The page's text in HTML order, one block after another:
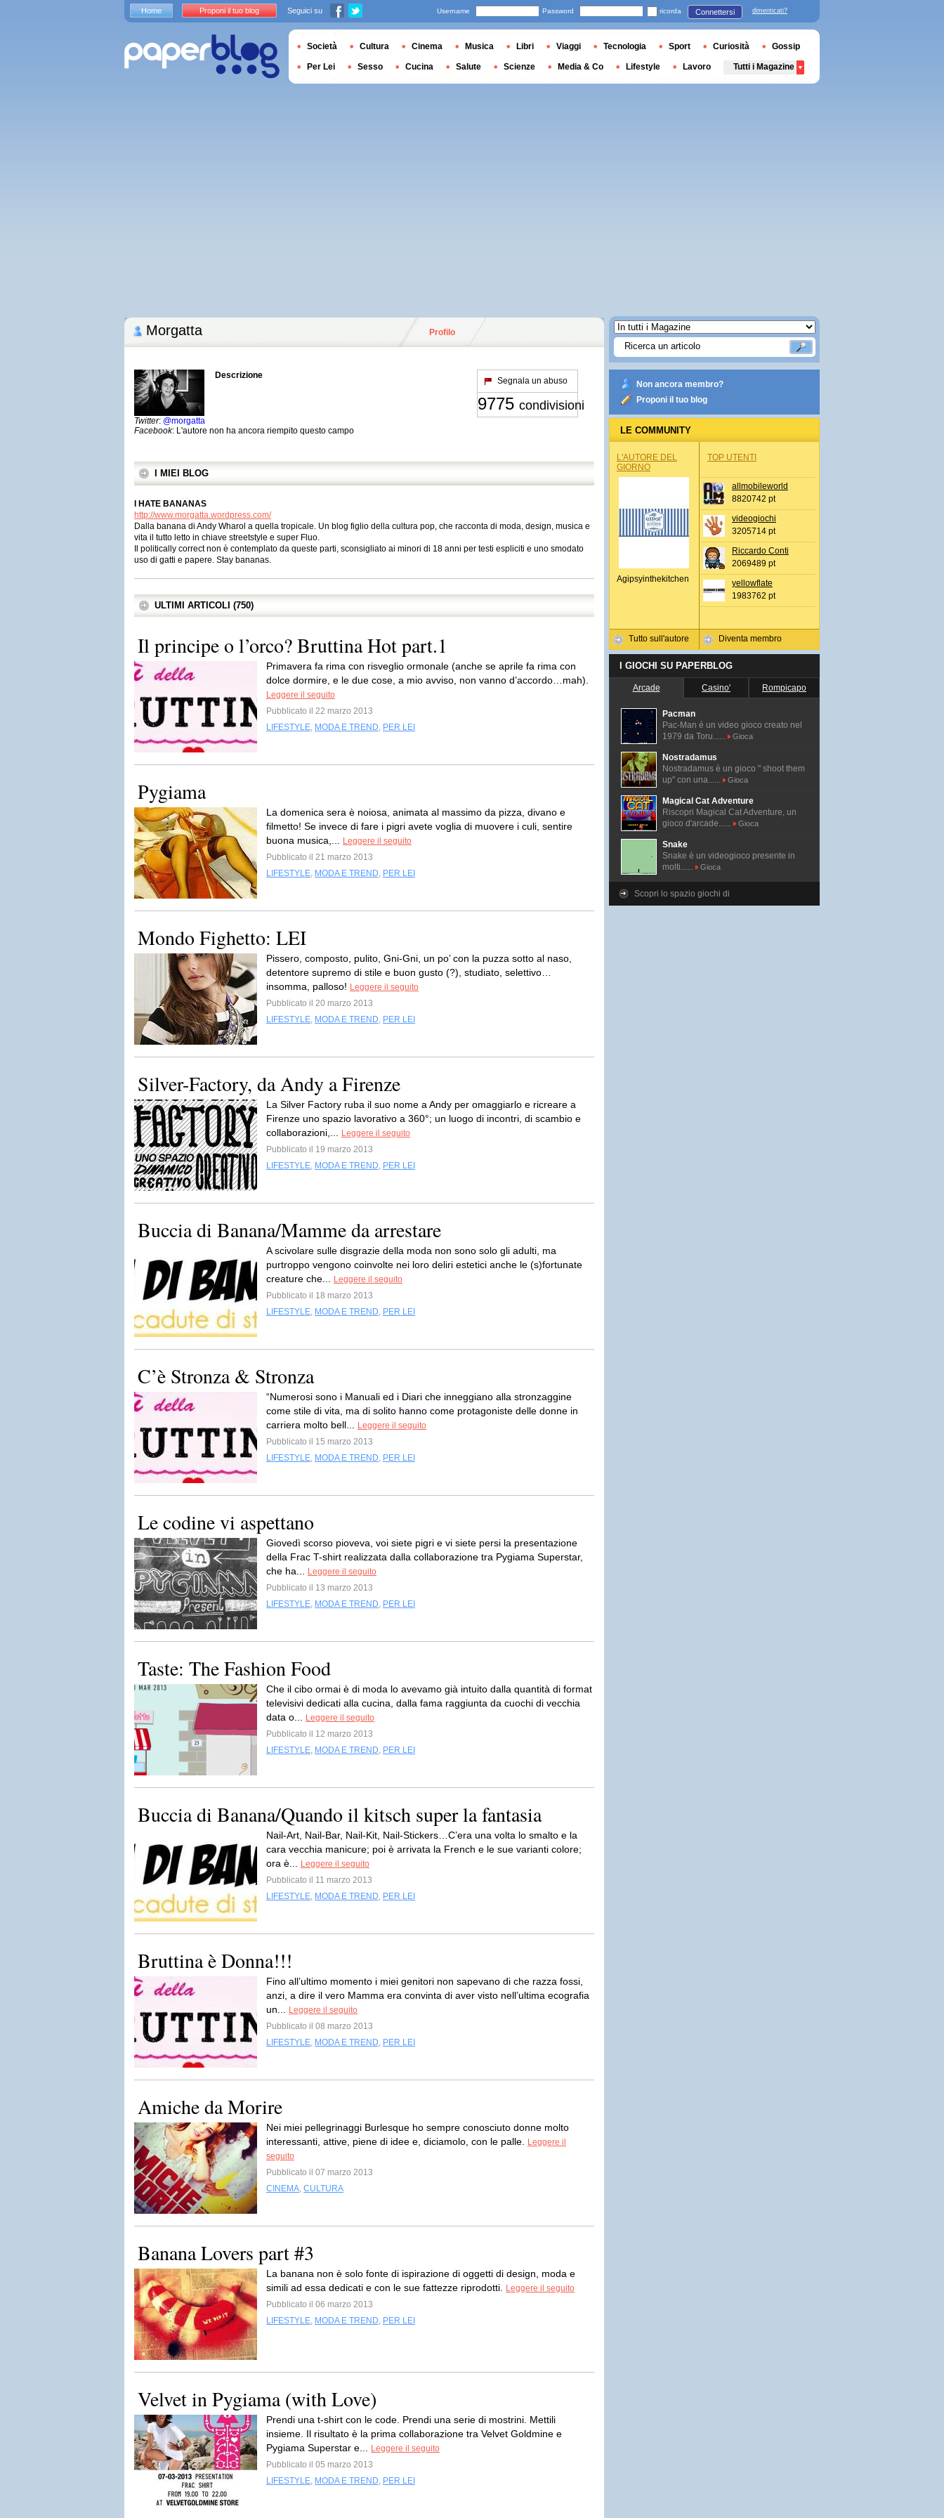
Morgatta Profilo
Descrizione
Twitter: @morgatta
Facebook: L'autore non ha ancora riempito questo campo
Segnala un abuso
9775 condivisioni
I MIEI BLOG
I HATE BANANAS
http://www.morgatta.wordpress.com/
Dalla banana di Andy Wharol a quella tropicale. Un blog figlio della cultura pop, che racconta di moda, design, musica e
vita il tutto letto in chiave streetstyle e super Fluo.
Il politically correct non è contemplato da queste parti, sconsigliato ai minori di 18 anni per testi espliciti e uno smodato
uso di gatti e papere. Stay bananas.
ULTIMI ARTICOLI (750)
Il principe o l’orco? Bruttina Hot part.1
Primavera fa rima con risveglio ormonale (anche se aprile fa rima con
dolce dormire, e le due cose, a mio avviso, non vanno d’accordo…mah).
Leggere il seguito
Pubblicato il 22 marzo 2013
LIFESTYLE, MODA E TREND, PER LEI
Pygiama
La domenica sera è noiosa, animata al massimo da pizza, divano e
filmetto! Se invece di fare i pigri avete voglia di muovere i culi, sentire
buona musica,...
Leggere il seguito
Pubblicato il 21 marzo 2013
LIFESTYLE, MODA E TREND, PER LEI
Mondo Fighetto: LEI
Pissero, composto, pulito, Gni-Gni, un po’ con la puzza sotto al naso,
detentore supremo di stile e buon gusto (?), studiato, selettivo…
insomma, palloso! Leggere il seguito
Pubblicato il 20 marzo 2013
LIFESTYLE, MODA E TREND, PER LEI
Silver-Factory, da Andy a Firenze
La Silver Factory ruba il suo nome a Andy per omaggiarlo e ricreare a
Firenze uno spazio lavorativo a 360°; un luogo di incontri, di scambio e
collaborazioni,...
Leggere il seguito
Pubblicato il 19 marzo 2013
LIFESTYLE, MODA E TREND, PER LEI
Buccia di Banana/Mamme da arrestare
A scivolare sulle disgrazie della moda non sono solo gli adulti, ma
purtroppo vengono coinvolte nei loro deliri estetici anche le (s)fortunate
creature che...
Leggere il seguito
Pubblicato il 18 marzo 2013
LIFESTYLE, MODA E TREND, PER LEI
C’è Stronza & Stronza
“Numerosi sono i Manuali ed i Diari che inneggiano alla stronzaggine
come stile di vita, ma di solito hanno come protagoniste delle donne in
carriera molto bell...
Leggere il seguito
Pubblicato il 15 marzo 2013
LIFESTYLE, MODA E TREND, PER LEI
Le codine vi aspettano
Giovedì scorso pioveva, voi siete pigri e vi siete persi la presentazione
della Frac T-shirt realizzata dalla collaborazione tra Pygiama Superstar,
che ha...
Leggere il seguito
Pubblicato il 13 marzo 2013
LIFESTYLE, MODA E TREND, PER LEI
Taste: The Fashion Food
Che il cibo ormai è di moda lo avevamo già intuito dalla quantità di format
televisivi dedicati alla cucina, dalla fama raggiunta da cuochi di vecchia
data o...
Leggere il seguito
Pubblicato il 12 marzo 2013
LIFESTYLE, MODA E TREND, PER LEI
Buccia di Banana/Quando il kitsch super la fantasia
Nail-Art, Nail-Bar, Nail-Kit, Nail-Stickers…C’era una volta lo smalto e la
cara vecchia manicure; poi è arrivata la French e le sue varianti colore;
ora è...
Leggere il seguito
Pubblicato il 11 marzo 2013
LIFESTYLE, MODA E TREND, PER LEI
Bruttina è Donna!!!
Fino all’ultimo momento i miei genitori non sapevano di che razza fossi,
anzi, a dire il vero Mamma era convinta di aver visto nell’ultima ecografia
un...
Leggere il seguito
Pubblicato il 08 marzo 2013
LIFESTYLE, MODA E TREND, PER LEI
Amiche da Morire
Nei miei pellegrinaggi Burlesque ho sempre conosciuto donne molto
interessanti, attive, piene di idee e, diciamolo, con le palle.
Leggere il
seguito
Pubblicato il 07 marzo 2013
CINEMA, CULTURA
Banana Lovers part #3
La banana non è solo fonte di ispirazione di oggetti di design, moda e
simili ad essa dedicati e con le sue fattezze riprodotti.
Leggere il seguito
Pubblicato il 06 marzo 2013
LIFESTYLE, MODA E TREND, PER LEI
Velvet in Pygiama (with Love)
Prendi una t-shirt con le code. Prendi una serie di mostrini. Mettili
insieme. Il risultato è la prima collaborazione tra Velvet Goldmine e
Pygiama Superstar e...
Leggere il seguito
Pubblicato il 05 marzo 2013
LIFESTYLE, MODA E TREND, PER LEI
Non ancora membro?
Proponi il tuo blog
LE COMMUNITY
L'AUTORE DEL
GIORNO
Agipsyinthekitchen
Tutto sull'autore
TOP UTENTI
allmobileworld
8820742 pt
videogiochi
3205714 pt
Riccardo Conti
2069489 pt
yellowflate
1983762 pt
Diventa membro
I GIOCHI SU PAPERBLOG
Arcade Casino' Rompicapo
Pacman
Pac-Man é un video gioco creato nel
1979 da Toru......
Gioca
Nostradamus
Nostradamus è un gioco " shoot them
up" con una......
Gioca
Magical Cat Adventure
Riscopri Magical Cat Adventure, un
gioco d'arcade......
Gioca
Snake
Snake è un videogioco presente in
molti......
Gioca
Scopri lo spazio giochi di
Home Proponi il tuo blog Seguici su Username Password ricorda Connettersi dimenticati?
Società Cultura Cinema Musica Libri Viaggi Tecnologia Sport Curiosità Gossip
Per Lei Sesso Cucina Salute Scienze Media & Co Lifestyle Lavoro Tutti i Magazine